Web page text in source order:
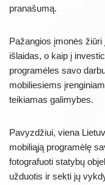
pranašumą.
Pažangios įmonės
išlaidas, o kaip į
programėles savo
mobiliesiems
teikiamas galimybes.
Pavyzdžiui, viena
mobiliąją programėlę
fotografuoti statybų
užduotis ir sekti jų